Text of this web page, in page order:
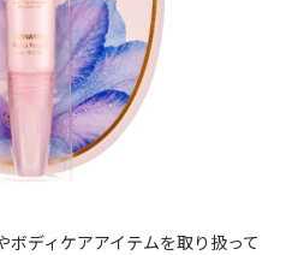
ボディケアアイテムを取り扱って